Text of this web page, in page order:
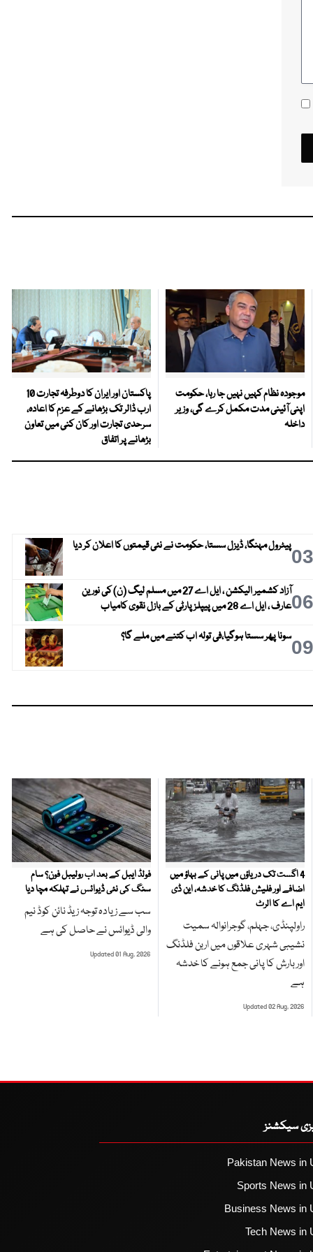
موجودہ نظام کہیں نہیں جا رہا، حکومت
اپنی آئینی مدت مکمل کرے گی، وزیر
داخلہ
پاکستان اور ایران کا دوطرفہ تجارت 10
ارب ڈالر تک بڑھانے کے عزم کا اعادہ،
سرحدی تجارت اور کان کنی میں تعاون
بڑھانے پر اتفاق
03پیٹرول مہنگا، ڈیزل سستا، حکومت نے نئی قیمتوں کا اعلان کر دیا
06
آزاد کشمیر الیکشن ، ایل اے 27 میں مسلم لیگ (ن) کی نورین
عارف ، ایل اے 28 میں پیپلز پارٹی کے بازل نقوی کامیاب
09سونا پھر سستا ہوگیا،فی تولہ اب کتنے میں ملے گا؟
4 اگست تک دریاؤں میں پانی کے بہاؤ میں
اضافے اور فلیش فلڈنگ کا خدشہ، این ڈی
ایم اے کا الرٹ
راولپنڈی، جہلم، گوجرانوالہ سمیت
نشیبی شہری علاقوں میں اربن فلڈنگ
اور بارش کا پانی جمع ہونے کا خدشہ
ہے
Updated 02 Aug, 2026
فولڈ ایبل کے بعد اب رولیبل فون؟ سام
سنگ کی نئی ڈیوائس نے تہلکہ مچا دیا
سب سے زیادہ توجہ زیڈ نائن کوڈ نیم
والی ڈیوائس نے حاصل کی ہے
Updated 01 Aug, 2026
سیکشنز
Pakistan News in
Sports News in
Business News in
Tech News in